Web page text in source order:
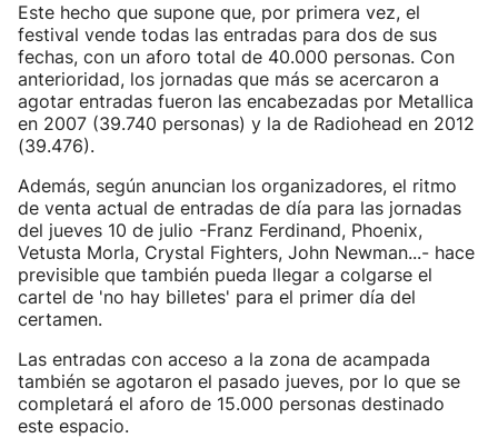
Este hecho que supone que, por primera vez, el
festival vende todas las entradas para dos de sus
fechas, con un aforo total de 40.000 personas. Con
anterioridad, los jornadas que más se acercaron a
agotar entradas fueron las encabezadas por Metallica
en 2007 (39.740 personas) y la de Radiohead en 2012
(39.476).
Además, según anuncian los organizadores, el ritmo
de venta actual de entradas de día para las jornadas
del jueves 10 de julio -Franz Ferdinand, Phoenix,
Vetusta Morla, Crystal Fighters, John Newman...- hace
previsible que también pueda llegar a colgarse el
cartel de 'no hay billetes' para el primer día del
certamen.
Las entradas con acceso a la zona de acampada
también se agotaron el pasado jueves, por lo que se
completará el aforo de 15.000 personas destinado
este espacio.